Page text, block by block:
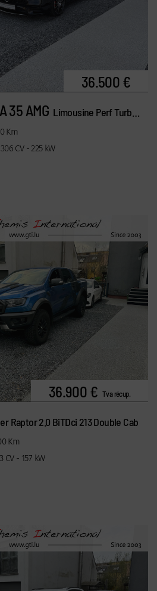
36.500 €
35 AMG Limousine Perf Turbo 4Matic 7G burmester
Km
306 CV - 225 kW
36.900 € Tva récup.
Raptor 2.0 BiTDci 213 Double Cab
Km
CV - 157 kW